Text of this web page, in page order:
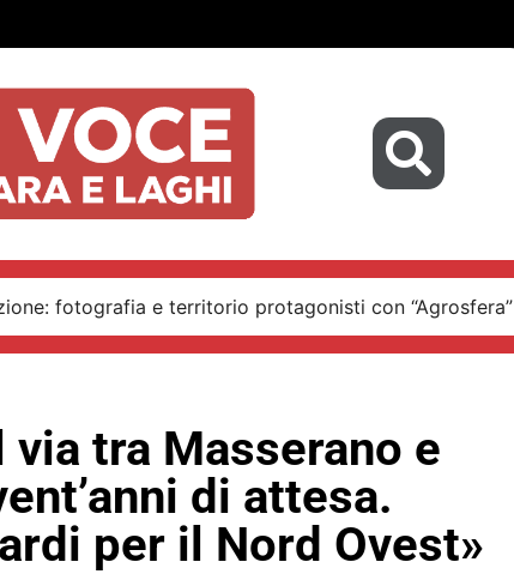
fotografia e territorio protagonisti con “Agrosfera”
via tra Masserano e
di attesa.
per il Nord Ovest»